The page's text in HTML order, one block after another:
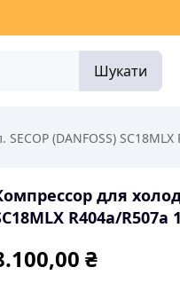
Шукати
(DANFOSS)
для
R404а/R507а
₴